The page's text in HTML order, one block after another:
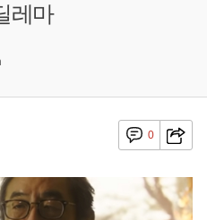
레마
0